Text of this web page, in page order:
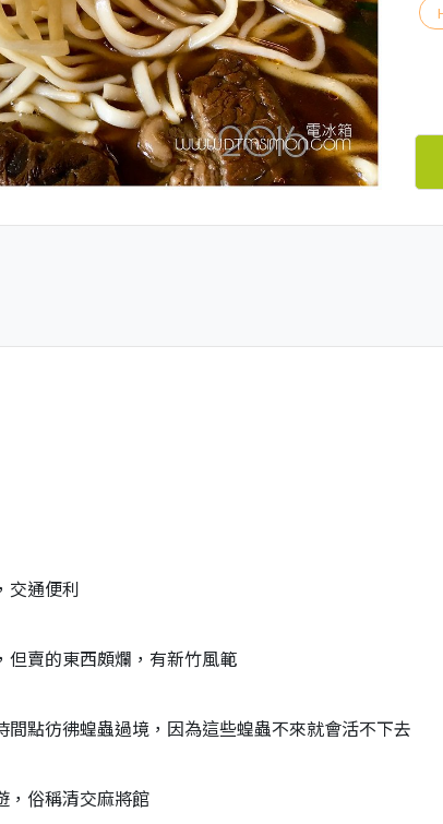
交通便利
但賣的東西頗爛，有新竹風範
點彷彿蝗蟲過境，因為這些蝗蟲不來就會活不下去
，俗稱清交麻將館